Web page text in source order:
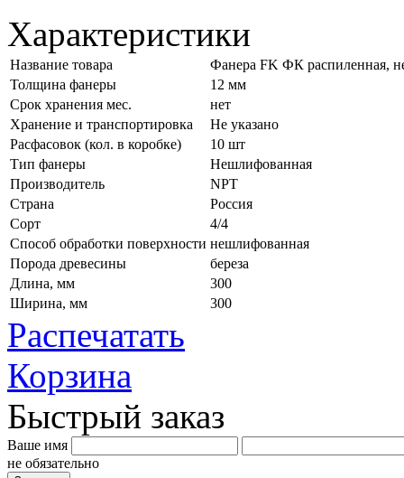
Характеристики
Название товара
Фанера FK ФК распиленная,
Толщина фанеры
12 мм
Срок хранения мес.
нет
Хранение и транспортировка
Не указано
Расфасовок (кол. в коробке)
10 шт
Тип фанеры
Нешлифованная
Производитель
NPT
Страна
Россия
Сорт
4/4
Способ обработки поверхности нешлифованная
Порода древесины
береза
Длина, мм
300
Ширина, мм
300
Распечатать
Корзина
Быстрый заказ
Ваше имя
не обязательно